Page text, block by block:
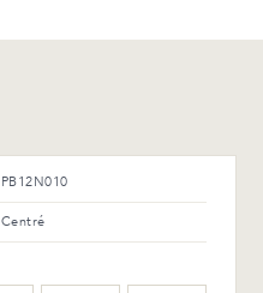
PB12N010
Centré